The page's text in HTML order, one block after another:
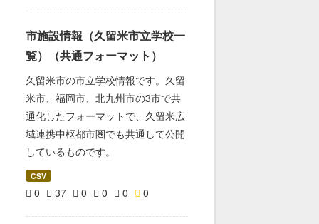
市施設情報（久留米市立学校一
覧）（共通フォーマット）
久留米市の市立学校情報です。久留
米市、福岡市、北九州市の3市で共
通化したフォーマットで、久留米広
域連携中枢都市圏でも共通して公開
しているものです。
CSV
0 37 0 0 0 0